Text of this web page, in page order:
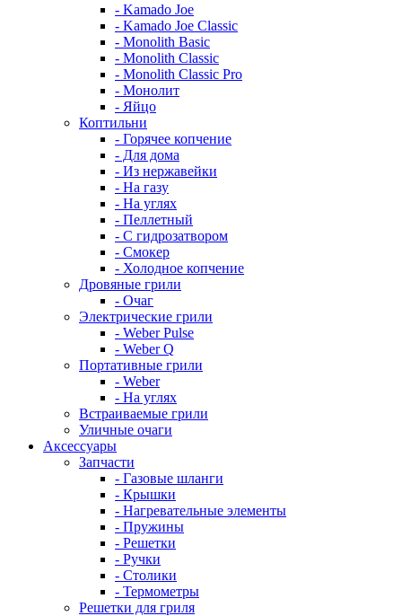
- Kamado Joe
- Kamado Joe Classic
- Monolith Basic
- Monolith Classic
- Monolith Classic Pro
- Монолит
- Яйцо
Коптильни
- Горячее копчение
- Для дома
- Из нержавейки
- На газу
- На углях
- Пеллетный
- С гидрозатвором
- Смокер
- Холодное копчение
Дровяные грили
- Очаг
Электрические грили
- Weber Pulse
- Weber Q
Портативные грили
- Weber
- На углях
Встраиваемые грили
Уличные очаги
Аксессуары
Запчасти
- Газовые шланги
- Крышки
- Нагревательные элементы
- Пружины
- Решетки
- Ручки
- Столики
- Термометры
Решетки для гриля